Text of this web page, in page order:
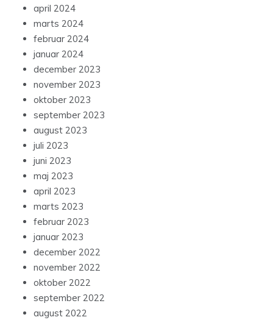
april 2024
marts 2024
februar 2024
januar 2024
december 2023
november 2023
oktober 2023
september 2023
august 2023
juli 2023
juni 2023
maj 2023
april 2023
marts 2023
februar 2023
januar 2023
december 2022
november 2022
oktober 2022
september 2022
august 2022